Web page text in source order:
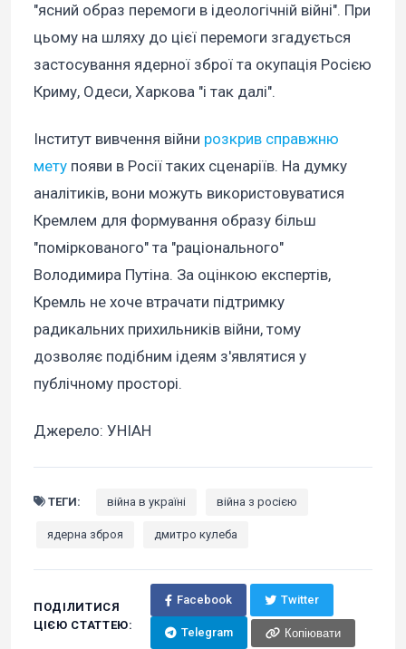
"ясний образ перемоги в ідеологічній війні". При
цьому на шляху до цієї перемоги згадується
застосування ядерної зброї та окупація Росією
Криму, Одеси, Харкова "і так далі".
Інститут вивчення війни розкрив справжню
мету появи в Росії таких сценаріїв. На думку
аналітиків, вони можуть використовуватися
Кремлем для формування образу більш
"поміркованого" та "раціонального"
Володимира Путіна. За оцінкою експертів,
Кремль не хоче втрачати підтримку
радикальних прихильників війни, тому
дозволяє подібним ідеям з'являтися у
публічному просторі.
Джерело: УНІАН
ТЕГИ: війна в україні війна з росією
ядерна зброя дмитро кулеба
ПОДІЛИТИСЯ
ЦІЄЮ СТАТТЕЮ:
Facebook Twitter
Telegram Копіювати